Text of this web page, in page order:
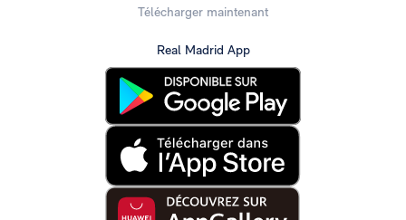
Télécharger maintenant
Real Madrid App